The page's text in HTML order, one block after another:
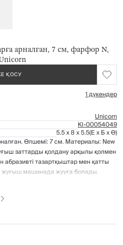
арналған, 7 см, фарфор N,
ҚОСУ
1 дүкендер
Unicorn
Kl-00054049
5.5 x 8 x 5.5(Е x Б x Ө)
Өлшемі: 7 см. Материалы: New
заттарды қолдану арқылы қолмен
тазартқыштар мен қатты
машинада жууға болады.